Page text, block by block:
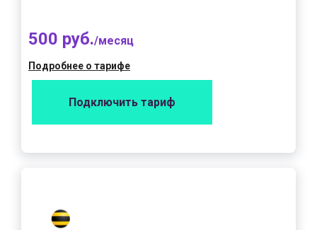
500 руб./месяц
Подробнее о тарифе
Подключить тариф